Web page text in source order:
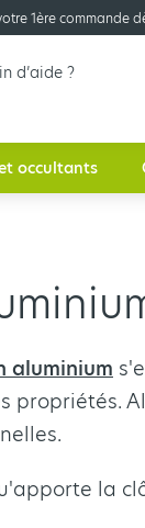
1ère commande
d’aide ?
occultants
aluminium
propriétés.
la